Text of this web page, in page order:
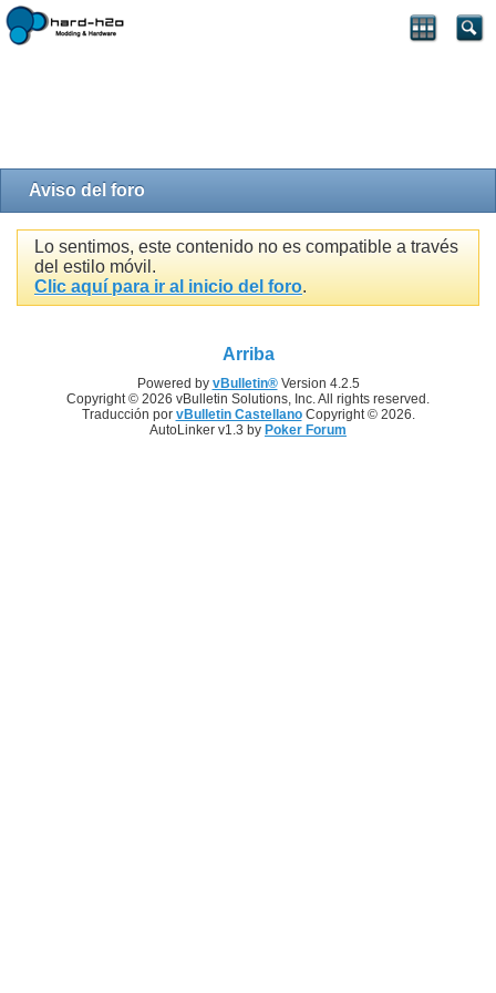
Aviso del foro
Lo sentimos, este contenido no es compatible a través
del estilo móvil.
Clic aquí para ir al inicio del foro.
Arriba
Powered by vBulletin®Version 4.2.5
Copyright © 2026 vBulletin Solutions, Inc. All rights reserved.
Traducción por vBulletin CastellanoCopyright © 2026.
AutoLinker v1.3 by Poker Forum